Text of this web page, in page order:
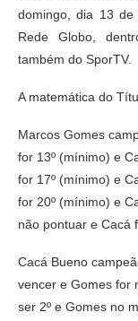
domingo, dia 13 de
Rede Globo,
também do SporTV.
A matemática do
Marcos Gomes
for 13º (mínimo) e
for 17º (mínimo) e
for 20º (mínimo) e
não pontuar e Cacá
Cacá Bueno
vencer e Gomes for
ser 2º e Gomes no